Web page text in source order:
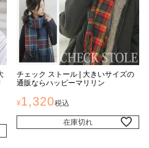
チェック ストール | 大きいサイズの
通販ならハッピーマリリン
¥1,320税込
在庫切れ